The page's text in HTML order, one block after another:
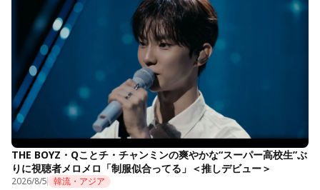
THE BOYZ・Qことチ・チャンミンの爽やかな“スーパー高校生”ぶ
りに視聴者メロメロ「制服似合ってる」＜推しデビュー＞
2026/8/5 韓流・アジア